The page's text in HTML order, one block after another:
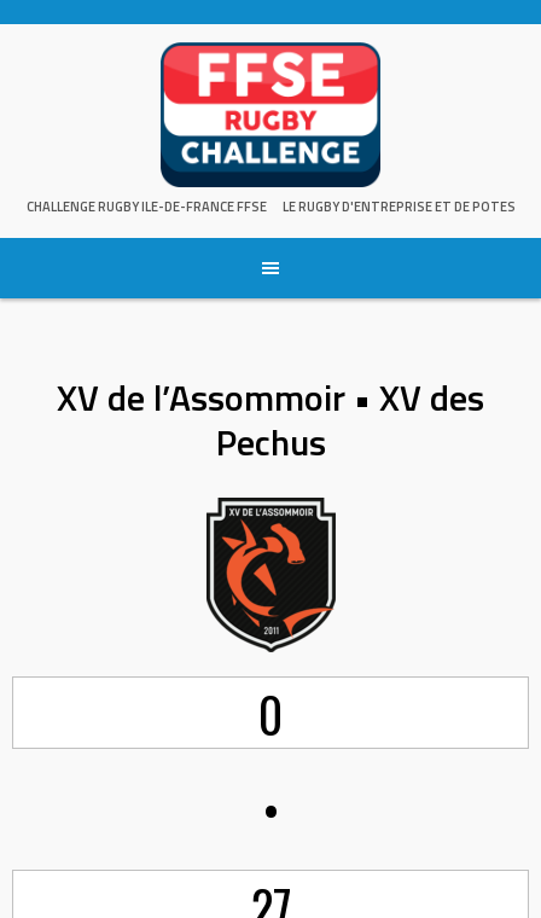
CHALLENGE RUGBY ILE-DE-FRANCE FFSE LE RUGBY D'ENTREPRISE ET DE POTES
XV de l’Assommoir • XV des
Pechus
0
•